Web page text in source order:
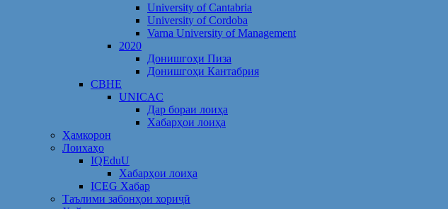
University of Cantabria
University of Cordoba
Varna University of Management
2020
Донишгоҳи Пиза
Донишгоҳи Кантабрия
CBHE
UNICAC
Дар бораи лоиҳа
Хабарҳои лоиҳа
Ҳамкорон
Лоихаҳо
IQEduU
Хабарҳои лоиҳа
ICEG Хабар
Таълими забонҳои хориҷӣ